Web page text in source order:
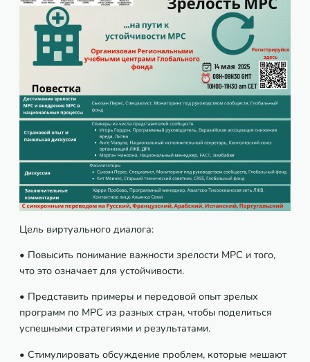
Цель виртуального диалога:
• Повысить понимание важности зрелости МРС и того,
что это означает для устойчивости.
• Представить примеры и передовой опыт зрелых
программ по МРС из разных стран, чтобы поделиться
успешными стратегиями и результатами.
• Стимулировать обсуждение проблем, которые мешают